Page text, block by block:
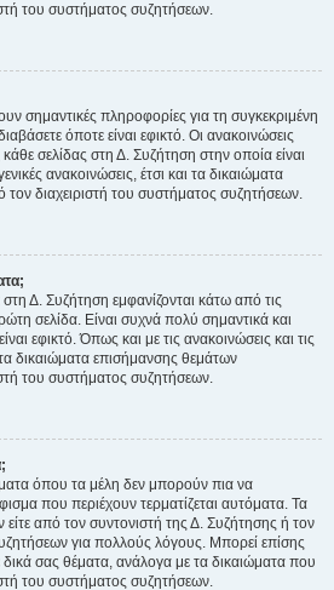
του συστήματος συζητήσεων.
σημαντικές πληροφορίες για τη συγκεκριμένη
όποτε είναι εφικτό. Οι ανακοινώσεις
σελίδας στη Δ. Συζήτηση στην οποία είναι
ανακοινώσεις, έτσι και τα δικαιώματα
διαχειριστή του συστήματος συζητήσεων.
Δ. Συζήτηση εμφανίζονται κάτω από τις
σελίδα. Είναι συχνά πολύ σημαντικά και
εφικτό. Όπως και με τις ανακοινώσεις και τις
τα δικαιώματα επισήμανσης θεμάτων
του συστήματος συζητήσεων.
όπου τα μέλη δεν μπορούν πια να
που περιέχουν τερματίζεται αυτόματα. Τα
από τον συντονιστή της Δ. Συζήτησης ή τον
για πολλούς λόγους. Μπορεί επίσης
δικά σας θέματα, ανάλογα με τα δικαιώματα που
του συστήματος συζητήσεων.